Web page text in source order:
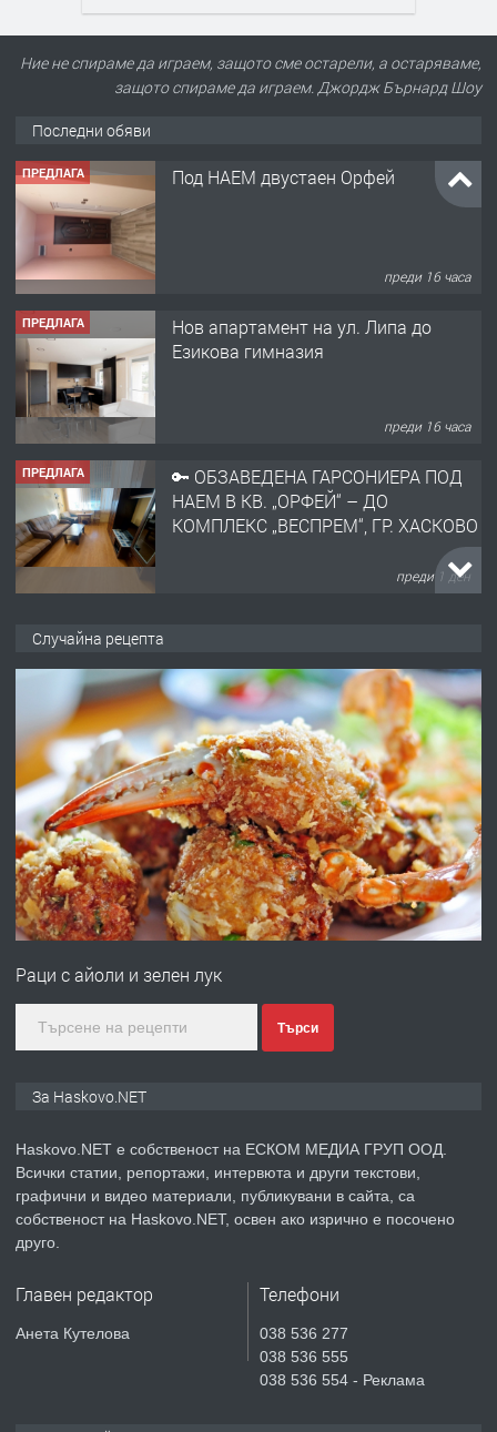
Ние не спираме да играем, защото сме остарели, а остаряваме,
защото спираме да играем. Джордж Бърнард Шоу
Последни обяви
ПРЕДЛАГА Под НАЕМ двустаен Орфей
преди 16 часа
ПРЕДЛАГА
Нов апартамент на ул. Липа до
Езикова гимназия
преди 16 часа
ПРЕДЛАГА
🔑 ОБЗАВЕДЕНА ГАРСОНИЕРА ПОД
НАЕМ В КВ. „ОРФЕЙ“ – ДО
КОМПЛЕКС „ВЕСПРЕМ“, ГР. ХАСКОВО
преди 1 ден
АПАРТАМЕНТ В ЦЕНТЪРА НА ГР.
ХАСКОВО
преди 2 дни
ПРЕДЛАГА Давам гараж под наем
преди 2 дни
ПРЕДЛАГА
№4120 Магазин/Офис под наем в кв.
градската градина!
преди 3 дни
ПРЕДЛАГА
Продавам парцел в гр. Хасково кв.
СГЛОБЯВАНЕ НА МЕБЕЛИ.
Случайна рецепта
Раци с айоли и зелен лук
Търси
За Haskovo.NET
Haskovo.NET е собственост на ЕСКОМ МЕДИА ГРУП ООД.
Всички статии, репортажи, интервюта и други текстови,
графични и видео материали, публикувани в сайта, са
собственост на Haskovo.NET, освен ако изрично е посочено
друго.
Главен редактор
Анета Кутелова
Телефони
038 536 277
038 536 555
038 536 554 - Реклама